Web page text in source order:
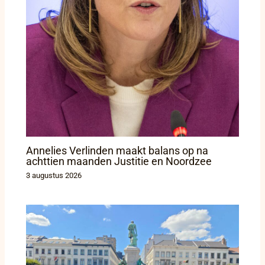
Annelies Verlinden maakt balans op na
achttien maanden Justitie en Noordzee
3 augustus 2026